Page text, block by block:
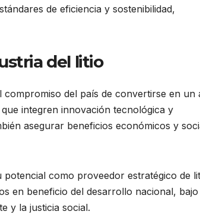
de eficiencia y sostenibilidad,
del litio
compromiso del país de convertirse en un
integren innovación tecnológica y
asegurar beneficios económicos y
como proveedor estratégico de
en beneficio del desarrollo nacional,
y la justicia social.